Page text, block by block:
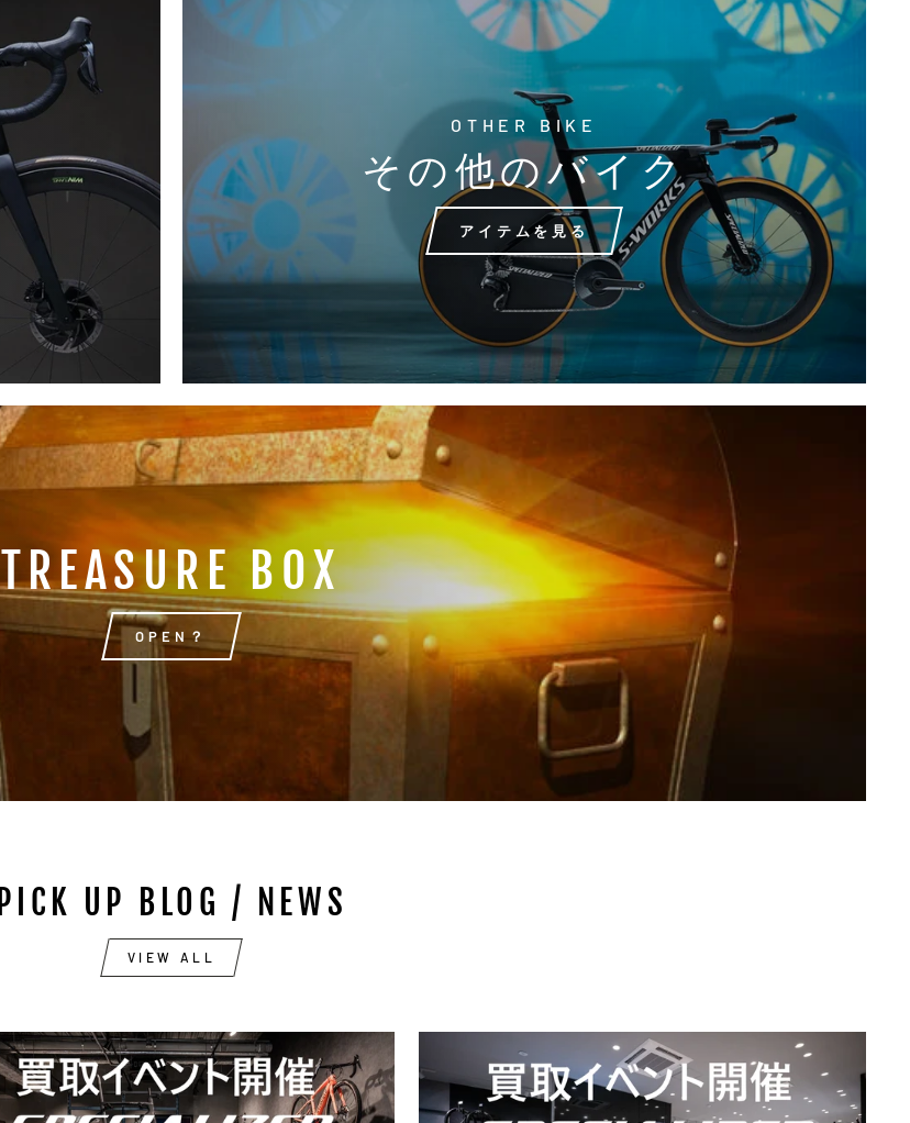
OTHER BIKE
その他のバイク
アイテムを見る
TREASURE BOX
OPEN？
PICK UP BLOG / NEWS
VIEW ALL